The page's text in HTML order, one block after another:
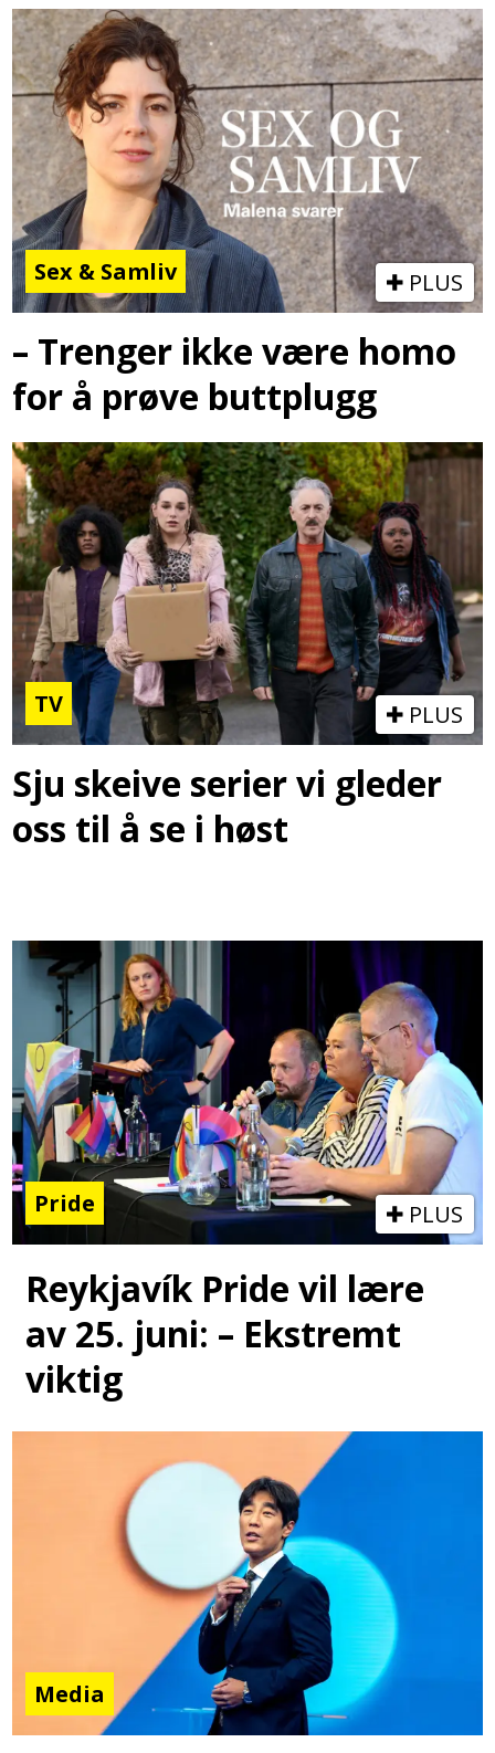
Sex & Samliv PLUS
– Trenger ikke være homo
for å prøve buttplugg
TV PLUS
Sju skeive serier vi gleder
oss til å se i høst
Pride PLUS
Reykjavík Pride vil lære
av 25. juni: – Ekstremt
viktig
Media